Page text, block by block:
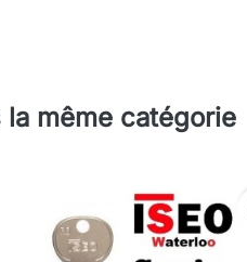
même catégorie